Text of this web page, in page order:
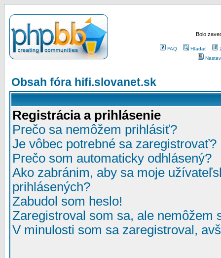
Bolo
FAQ Hľadať
Obsah fóra hifi.slovanet.sk
Registrácia a prihlásenie
Prečo sa nemôžem prihlásiť?
Je vôbec potrebné sa zaregistrovať?
Prečo som automaticky odhlásený?
Ako zabránim, aby sa moje
prihlásených?
Zabudol som heslo!
Zaregistroval som sa, ale nemôžem
V minulosti som sa zaregistroval,